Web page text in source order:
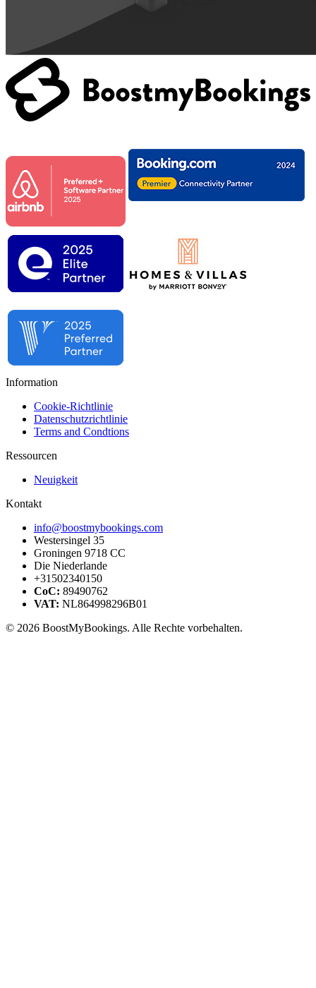
Information
Cookie-Richtlinie
Datenschutzrichtlinie
Terms and Condtions
Ressourcen
Neuigkeit
Kontakt
info@boostmybookings.com
Westersingel 35
Groningen 9718 CC
Die Niederlande
+31502340150
CoC: 89490762
VAT: NL864998296B01
© 2026 BoostMyBookings. Alle Rechte vorbehalten.